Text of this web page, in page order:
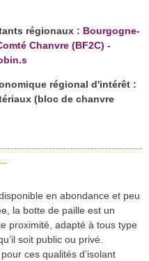
régionaux : Bourgogne-
Chanvre (BF2C) -
régional d'intérêt :
(bloc de chanvre
en abondance et peu
la botte de paille est un
proximité, adapté à tous type
soit public ou privé.
ces qualités d’isolant